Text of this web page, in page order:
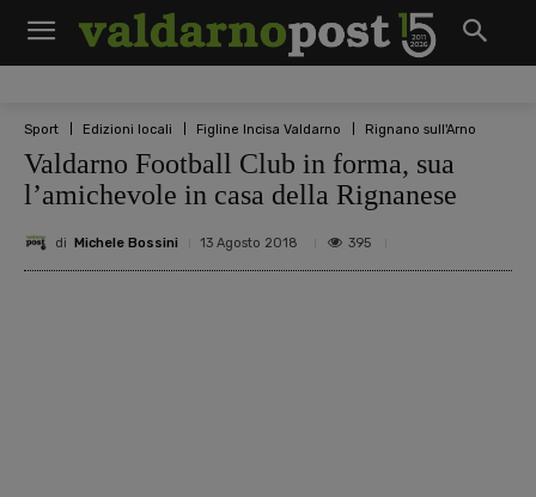
Sport Edizioni locali Figline Incisa Valdarno Rignano sull'Arno
Valdarno Football Club in forma, sua
l’amichevole in casa della Rignanese
di Michele Bossini 13 Agosto 2018 395